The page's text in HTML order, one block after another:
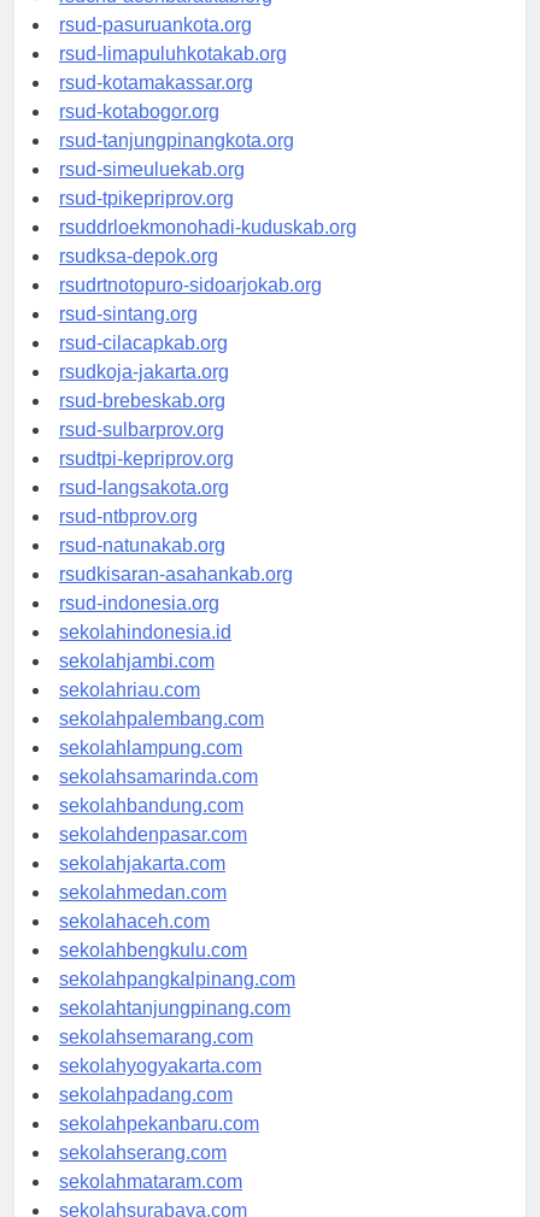
rsucnd-acehbaratkab.org
rsud-pasuruankota.org
rsud-limapuluhkotakab.org
rsud-kotamakassar.org
rsud-kotabogor.org
rsud-tanjungpinangkota.org
rsud-simeuluekab.org
rsud-tpikepriprov.org
rsuddrloekmonohadi-kuduskab.org
rsudksa-depok.org
rsudrtnotopuro-sidoarjokab.org
rsud-sintang.org
rsud-cilacapkab.org
rsudkoja-jakarta.org
rsud-brebeskab.org
rsud-sulbarprov.org
rsudtpi-kepriprov.org
rsud-langsakota.org
rsud-ntbprov.org
rsud-natunakab.org
rsudkisaran-asahankab.org
rsud-indonesia.org
sekolahindonesia.id
sekolahjambi.com
sekolahriau.com
sekolahpalembang.com
sekolahlampung.com
sekolahsamarinda.com
sekolahbandung.com
sekolahdenpasar.com
sekolahjakarta.com
sekolahmedan.com
sekolahaceh.com
sekolahbengkulu.com
sekolahpangkalpinang.com
sekolahtanjungpinang.com
sekolahsemarang.com
sekolahyogyakarta.com
sekolahpadang.com
sekolahpekanbaru.com
sekolahserang.com
sekolahmataram.com